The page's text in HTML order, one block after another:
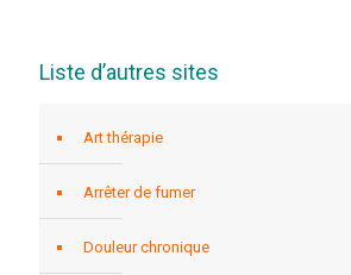
Liste d’autres sites
Art thérapie
Arrêter de fumer
Douleur chronique